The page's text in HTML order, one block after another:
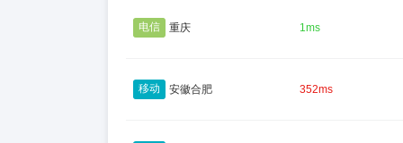
电信 重庆 1ms
移动 安徽合肥 352ms